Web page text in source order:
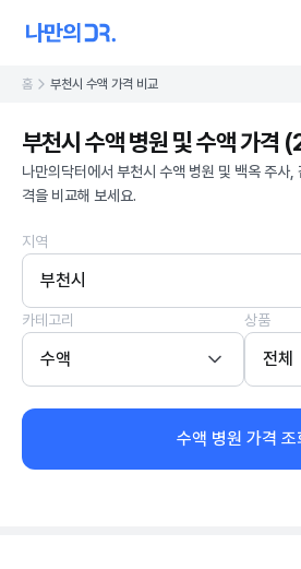
홈 부천시 수액 가격 비교
부천시 수액 병원 및 수액 가격
나만의닥터에서 부천시 수액 병원 및 백옥 주사,
격을 비교해 보세요.
지역
부천시
카테고리
수액
상품
전체
수액 병원 가격 조